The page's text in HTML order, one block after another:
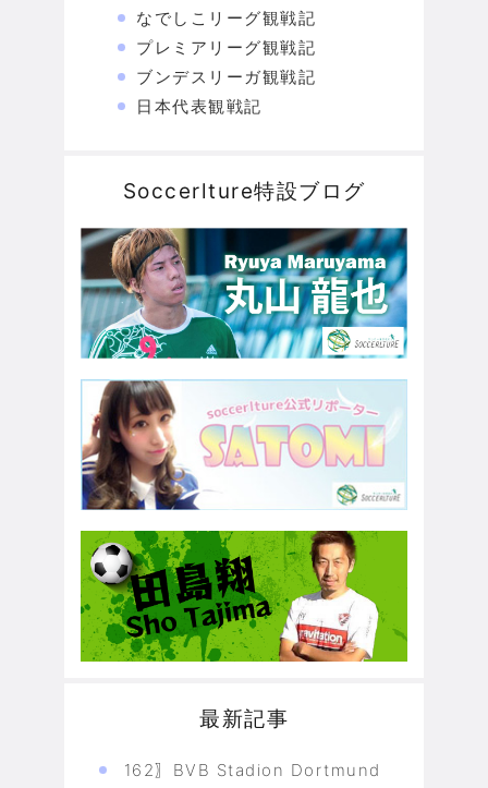
なでしこリーグ観戦記
プレミアリーグ観戦記
ブンデスリーガ観戦記
日本代表観戦記
Soccerlture特設ブログ
最新記事
162〗BVB Stadion Dortmund